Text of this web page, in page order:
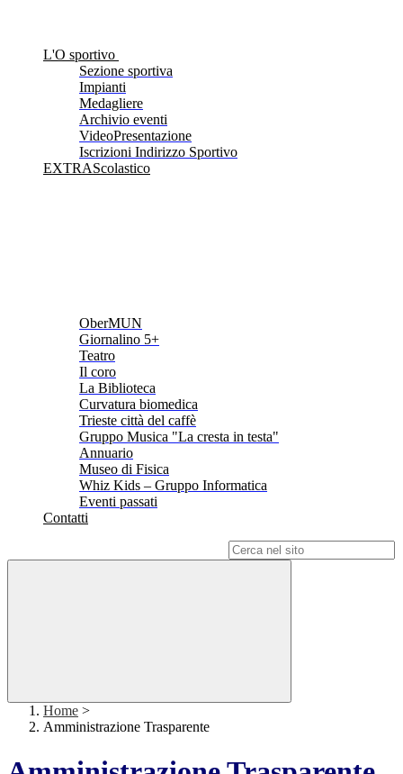
L'O sportivo
Sezione sportiva
Impianti
Medagliere
Archivio eventi
VideoPresentazione
Iscrizioni Indirizzo Sportivo
EXTRAScolastico
OberMUN
Giornalino 5+
Teatro
Il coro
La Biblioteca
Curvatura biomedica
Trieste città del caffè
Gruppo Musica "La cresta in testa"
Annuario
Museo di Fisica
Whiz Kids – Gruppo Informatica
Eventi passati
Contatti
Home >
Amministrazione Trasparente